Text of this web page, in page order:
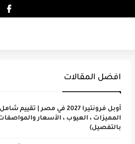
افضل المقالات
أوبل فرونتيرا 2027 في مصر | تقييم
المميزات ، العيوب ، الأسعار
بالتفصيل)